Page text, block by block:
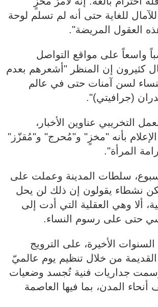
للغاية حتى أنه لم تسلم لوحة
العقول المريضة".
واسعاً على مواقع التواصل
كثيرون إن المنظر "أشعرهم بعدم
لسن آمنات حتى في عالم
(جرافيتي)".
التخريبي عناوين الأخبار،
بأنه "مخزٍ" و"مُحرج" و"مُقزّز"
المرأة".
سلطات المدينة وعملت على
نشطاء يقولون إن ذلك لن يحل
ألا وهي العقلية التي أدت إلى
حتى على رسوم النساء.
الأخيرة، على الترويج
القديمة من خلال تنظيم يوم عالميّ
جداريات فنية تُجسد وضعيات
أنحاء المدن، بما فيها العاصمة